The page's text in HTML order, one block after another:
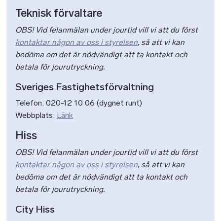
Teknisk förvaltare
OBS! Vid felanmälan under jourtid vill vi att du först
kontaktar någon av oss i styrelsen, så att vi kan
bedöma om det är nödvändigt att ta kontakt och
betala för jourutryckning.
Sveriges Fastighetsförvaltning
Telefon: 020-12 10 06 (dygnet runt)
Webbplats: Länk
Hiss
OBS! Vid felanmälan under jourtid vill vi att du först
kontaktar någon av oss i styrelsen, så att vi kan
bedöma om det är nödvändigt att ta kontakt och
betala för jourutryckning.
City Hiss